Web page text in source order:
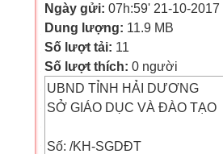
Ngày gửi: 07h:59' 21-10-2017
Dung lượng: 11.9 MB
Số lượt tải: 11
Số lượt thích: 0 người
UBND TỈNH HẢI DƯƠNG
SỞ GIÁO DỤC VÀ ĐÀO TẠO
Số: /KH-SGDĐT